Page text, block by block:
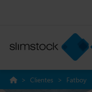
> Clientes > Fatboy